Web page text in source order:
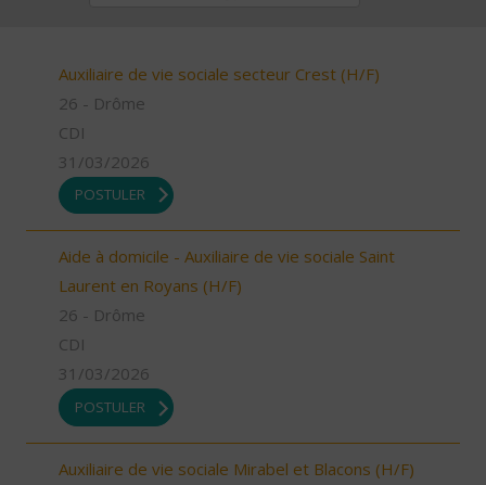
Auxiliaire de vie sociale secteur Crest (H/F)
26 - Drôme
CDI
31/03/2026
POSTULER
Aide à domicile - Auxiliaire de vie sociale Saint
Laurent en Royans (H/F)
26 - Drôme
CDI
31/03/2026
POSTULER
Auxiliaire de vie sociale Mirabel et Blacons (H/F)